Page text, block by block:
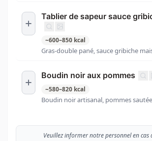
Tablier de sapeur sauce
~600–850 kcal
Gras-double pané, sauce gribiche
Boudin noir aux pommes
~580–820 kcal
Boudin noir artisanal, pommes
Veuillez informer notre personnel en cas